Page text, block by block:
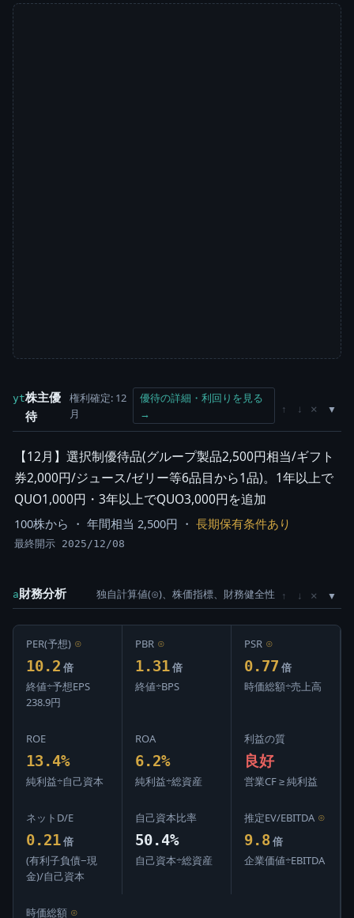
yt株主優
待
権利確定: 12
月
優待の詳細・利回りを見る
→
↑ ↓ ×
【12月】選択制優待品(グループ製品2,500円相当/ギフト
券2,000円/ジュース/ゼリー等6品目から1品)。1年以上で
QUO1,000円・3年以上でQUO3,000円を追加
100株から ・ 年間相当 2,500円 ・ 長期保有条件あり
最終開示 2025/12/08
a財務分析 独自計算値(⊙)、株価指標、財務健全性 ↑ ↓ ×
PER(予想) ⊙
10.2 倍
終値÷予想EPS
238.9円
PBR ⊙
1.31 倍
終値÷BPS
PSR ⊙
0.77 倍
時価総額÷売上高
ROE
13.4%
純利益÷自己資本
ROA
6.2%
純利益÷総資産
利益の質
良好
営業CF ≥ 純利益
ネットD/E
0.21 倍
(有利子負債−現
金)/自己資本
自己資本比率
50.4%
自己資本÷総資産
推定EV/EBITDA ⊙
9.8 倍
企業価値÷EBITDA
時価総額 ⊙